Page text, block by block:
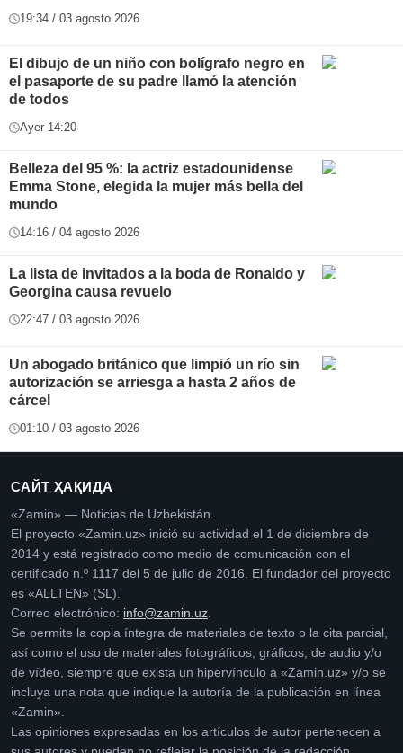
19:34 / 03 agosto 2026
El dibujo de un niño con bolígrafo negro en
el pasaporte de su padre llamó la atención
de todos
Ayer 14:20
Belleza del 95 %: la actriz estadounidense
Emma Stone, elegida la mujer más bella del
mundo
14:16 / 04 agosto 2026
La lista de invitados a la boda de Ronaldo y
Georgina causa revuelo
22:47 / 03 agosto 2026
Un abogado británico que limpió un río sin
autorización se arriesga a hasta 2 años de
cárcel
01:10 / 03 agosto 2026
САЙТ ҲАҚИДА
«Zamin» — Noticias de Uzbekistán.
El proyecto «Zamin.uz» inició su actividad el 1 de diciembre de
2014 y está registrado como medio de comunicación con el
certificado n.º 1117 del 5 de julio de 2016. El fundador del proyecto
es «ALLTEN» (SL).
Correo electrónico: info@zamin.uz.
Se permite la copia íntegra de materiales de texto o la cita parcial,
así como el uso de materiales fotográficos, gráficos, de audio y/o
de vídeo, siempre que exista un hipervínculo a «Zamin.uz» y/o se
incluya una nota que indique la autoría de la publicación en línea
«Zamin».
Las opiniones expresadas en los artículos de autor pertenecen a